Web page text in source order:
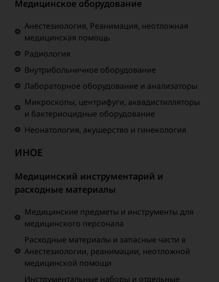
Медицинское оборудование
Анестезиология, Реанимация, неотложная
медицинская помощь
Радиология
Внутрибольничное оборудование
Лабораторное оборудование и анализаторы
Микроскопы, центрифуги, аквадистилляторы
и бактериоцидные оборудование
Неонатология, акушерство и гинекология
ИНОЕ
Медицинский инструментарий и
расходные материалы
Медицинские предметы и инструменты для
медицинского персонала
Расходные материалы и запасные части в
Анестезиологии, реанимации, неотложной
медицинской помощи
Инструментальные наборы и отдельные